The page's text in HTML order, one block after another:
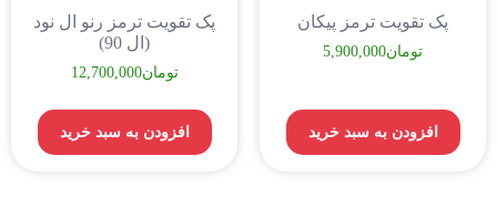
پک تقویت ترمز پیکان
تومان5,900,000
افزودن به سبد خرید
پک تقویت ترمز رنو ال نود
(ال 90)
تومان12,700,000
افزودن به سبد خرید